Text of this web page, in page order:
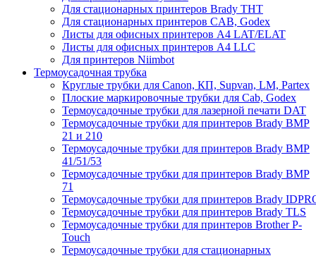
Для стационарных принтеров Brady THT
Для стационарных принтеров CAB, Godex
Листы для офисных принтеров А4 LAT/ELAT
Листы для офисных принтеров А4 LLC
Для принтеров Niimbot
Термоусадочная трубка
Круглые трубки для Canon, КП, Supvan, LM, Partex
Плоские маркировочные трубки для Cab, Godex
Термоусадочные трубки для лазерной печати DAT
Термоусадочные трубки для принтеров Brady BMP
21 и 210
Термоусадочные трубки для принтеров Brady BMP
41/51/53
Термоусадочные трубки для принтеров Brady BMP
71
Термоусадочные трубки для принтеров Brady
Термоусадочные трубки для принтеров Brady TLS
Термоусадочные трубки для принтеров Brother P-
Touch
Термоусадочные трубки для стационарных